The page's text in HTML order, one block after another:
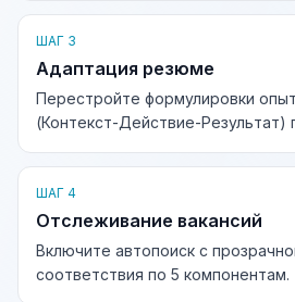
ШАГ 3
Адаптация резюме
Перестройте формулировки
(Контекст-Действие-
ШАГ 4
Отслеживание вакансий
Включите автопоиск с
соответствия по 5 компонентам.